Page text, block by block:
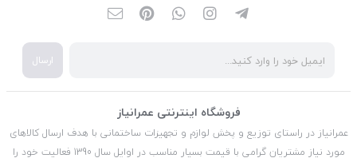
ارسال
فروشگاه اینترنتی عمرانیاز
عمرانیاز در راستای توزیع و پخش لوازم و تجهیزات ساختمانی با هدف ارسال کالاهای
مورد نیاز مشتریان گرامی با قیمت بسیار مناسب در اوایل سال 1390 فعالیت خود را